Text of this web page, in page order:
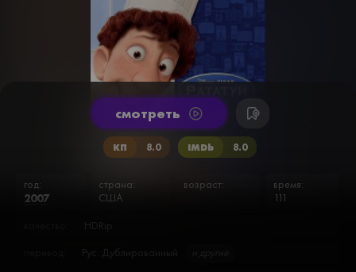
cмотреть
КП 8.0 IMDb 8.0
год:
2007
страна:
США
возраст:
время:
111
HDRip
Рус. Дублированный